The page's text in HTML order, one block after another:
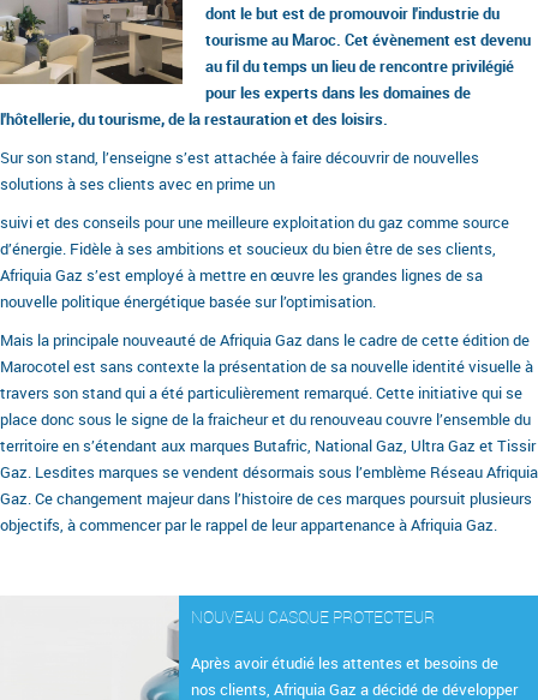
dont le but est de promouvoir l'industrie du
tourisme au Maroc. Cet évènement est devenu
au fil du temps un lieu de rencontre privilégié
pour les experts dans les domaines de
l'hôtellerie, du tourisme, de la restauration et des loisirs.
Sur son stand, l’enseigne s’est attachée à faire découvrir de nouvelles
solutions à ses clients avec en prime un
suivi et des conseils pour une meilleure exploitation du gaz comme source
d’énergie. Fidèle à ses ambitions et soucieux du bien être de ses clients,
Afriquia Gaz s’est employé à mettre en œuvre les grandes lignes de sa
nouvelle politique énergétique basée sur l’optimisation.
Mais la principale nouveauté de Afriquia Gaz dans le cadre de cette édition de
Marocotel est sans contexte la présentation de sa nouvelle identité visuelle à
travers son stand qui a été particulièrement remarqué. Cette initiative qui se
place donc sous le signe de la fraicheur et du renouveau couvre l’ensemble du
territoire en s’étendant aux marques Butafric, National Gaz, Ultra Gaz et Tissir
Gaz. Lesdites marques se vendent désormais sous l’emblème Réseau Afriquia
Gaz. Ce changement majeur dans l’histoire de ces marques poursuit plusieurs
objectifs, à commencer par le rappel de leur appartenance à Afriquia Gaz.
NOUVEAU CASQUE PROTECTEUR
Après avoir étudié les attentes et besoins de
nos clients, Afriquia Gaz a décidé de développer